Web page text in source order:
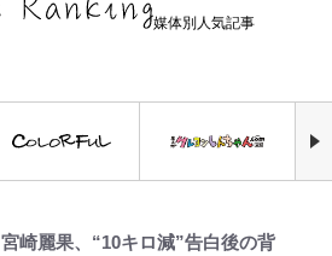
媒体別人気記事
宮崎麗果、“10キロ減”告白後の背
空の轍と大地の雲と 第1回
じいちゃんの夏の思い出だゾ
｢最後の1枚…ワルぃゎ〜｣鈴木優磨
錦織一清の写真集はなぜ私服なの
「見るんじゃなかった」怪奇に心
公式-異世界クラフトぐらし~自由気
【当事者が語る】“海なし県民”と